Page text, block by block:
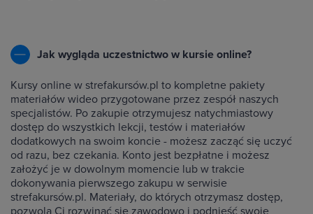
Jak wygląda uczestnictwo w kursie online?
Kursy online w strefakursów.pl to kompletne pakiety
materiałów wideo przygotowane przez zespół naszych
specjalistów. Po zakupie otrzymujesz natychmiastowy
dostęp do wszystkich lekcji, testów i materiałów
dodatkowych na swoim koncie - możesz zacząć się uczyć
od razu, bez czekania. Konto jest bezpłatne i możesz
założyć je w dowolnym momencie lub w trakcie
dokonywania pierwszego zakupu w serwisie
strefakursów.pl. Materiały, do których otrzymasz dostęp,
pozwolą Ci rozwinąć się zawodowo i podnieść swoje